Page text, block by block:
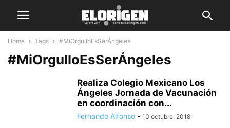
Home Tags #MiOrgulloEsSerÁngeles
#MiOrgulloEsSerÁngeles
Realiza Colegio Mexicano Los
Ángeles Jornada de Vacunación
en coordinación con...
Fernando Alfonso - 10 octubre, 2018